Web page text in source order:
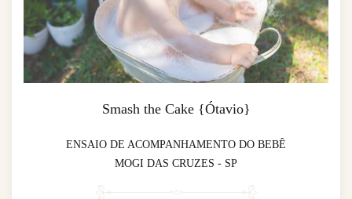
Smash the Cake {Ótavio}
ENSAIO DE ACOMPANHAMENTO DO BEBÊ
MOGI DAS CRUZES - SP